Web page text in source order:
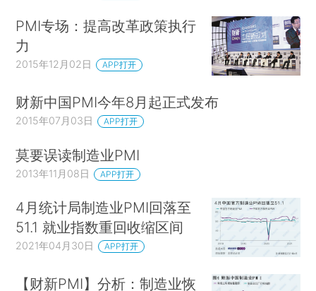
PMI专场：提高改革政策执行
力
2015年12月02日 APP打开
财新中国PMI今年8月起正式发布
2015年07月03日 APP打开
莫要误读制造业PMI
2013年11月08日 APP打开
4月统计局制造业PMI回落至
51.1 就业指数重回收缩区间
2021年04月30日 APP打开
【财新PMI】分析：制造业恢